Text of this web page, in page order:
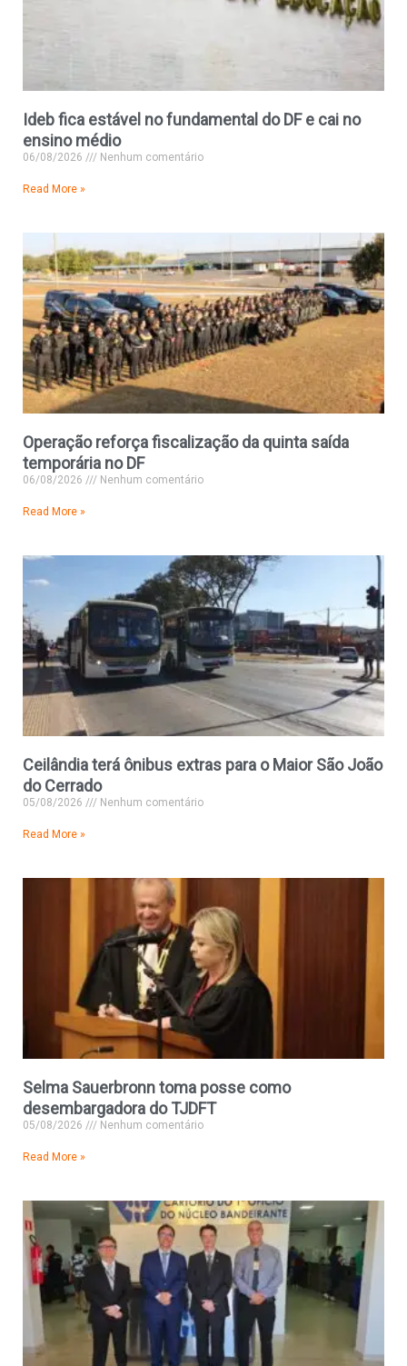
Ideb fica estável no fundamental do DF e cai no
ensino médio
06/08/2026 Nenhum comentário
Read More »
Operação reforça fiscalização da quinta saída
temporária no DF
06/08/2026 Nenhum comentário
Read More »
Ceilândia terá ônibus extras para o Maior São João
do Cerrado
05/08/2026 Nenhum comentário
Read More »
Selma Sauerbronn toma posse como
desembargadora do TJDFT
05/08/2026 Nenhum comentário
Read More »